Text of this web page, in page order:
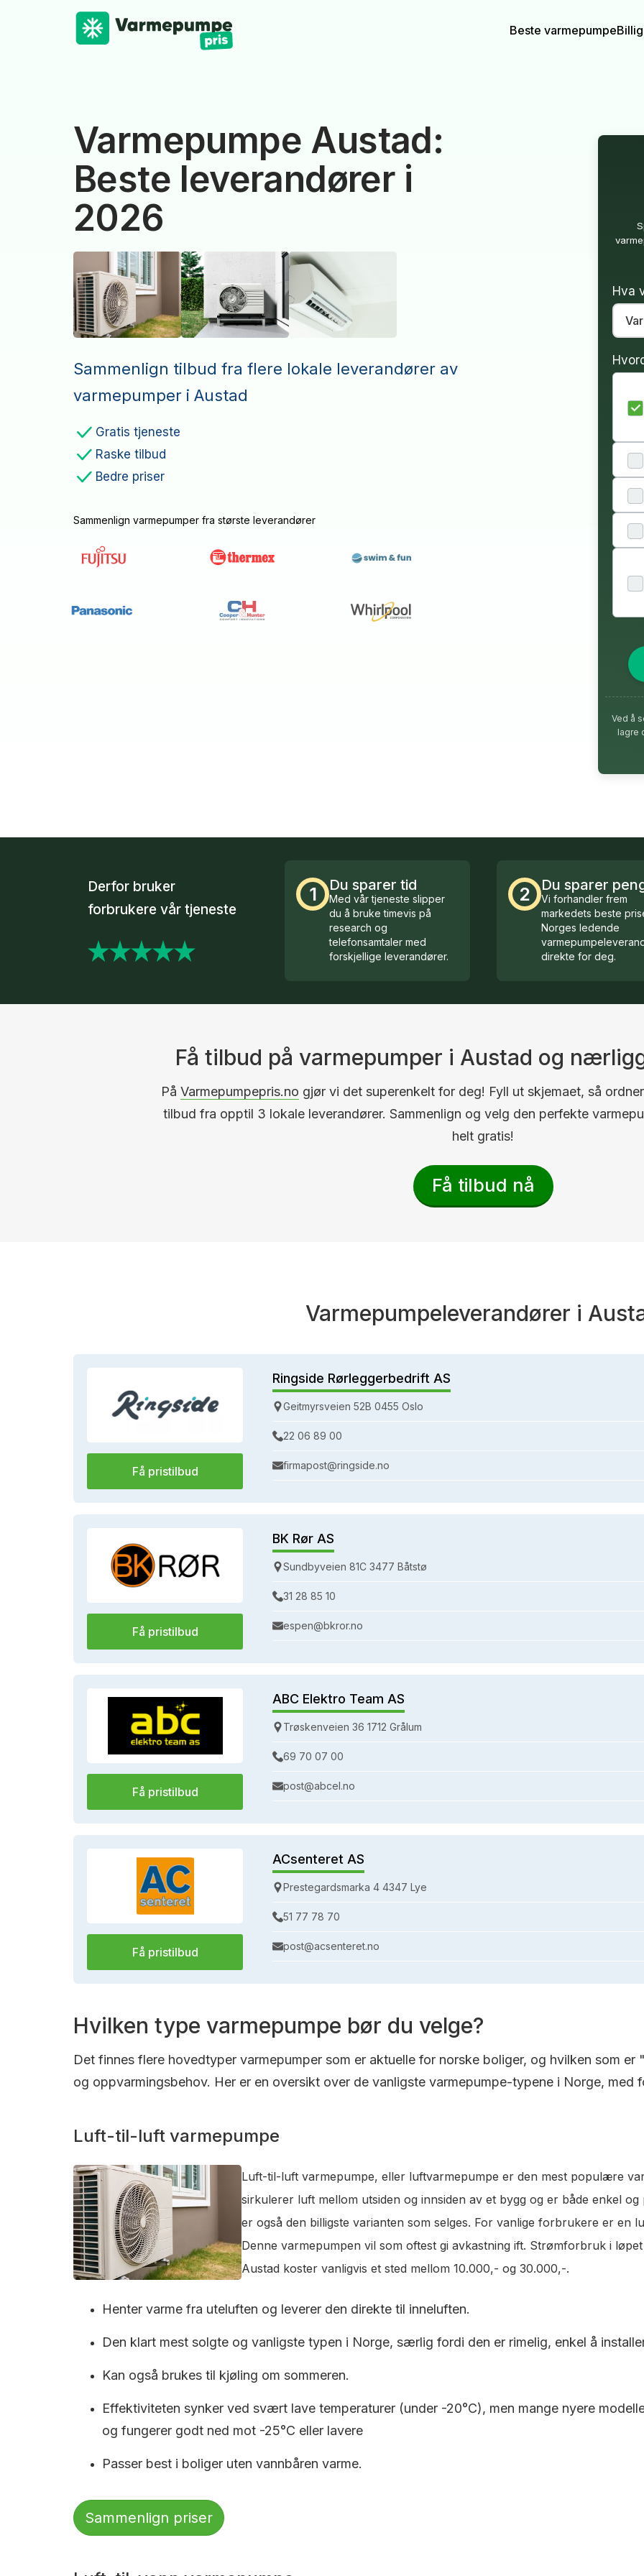
Beste varmepumpe
Varmepumpe Austad:
Beste leverandører i
2026
Sammenlign tilbud fra flere lokale leverandører av
varmepumper i Austad
Gratis tjeneste
Raske tilbud
Bedre priser
Sammenlign varmepumper fra største leverandører
Hva
Ved å
lagre
Derfor bruker
forbrukere vår tjeneste
1 Du sparer tid
Med vår tjeneste slipper
du å bruke timevis på
research og
telefonsamtaler med
forskjellige leverandører.
2 Du sparer
Vi forhandler frem
markedets beste
Norges ledende
direkte for deg.
Få tilbud på varmepumper i Austad og
På Varmepumpepris.no gjør vi det superenkelt for deg! Fyll ut skjemaet, så
tilbud fra opptil 3 lokale leverandører. Sammenlign og velg den perfekte
helt gratis!
Få tilbud nå
Varmepumpeleverandører i
Få pristilbud
Ringside Rørleggerbedrift AS
Geitmyrsveien 52B 0455 Oslo
22 06 89 00
firmapost@ringside.no
Få pristilbud
BK Rør AS
Sundbyveien 81C 3477 Båtstø
31 28 85 10
espen@bkror.no
Få pristilbud
ABC Elektro Team AS
Trøskenveien 36 1712 Grålum
69 70 07 00
post@abcel.no
Få pristilbud
ACsenteret AS
Prestegardsmarka 4 4347 Lye
51 77 78 70
post@acsenteret.no
Hvilken type varmepumpe bør du velge?
Det finnes flere hovedtyper varmepumper som er aktuelle for norske boliger, og hvilken som er
og oppvarmingsbehov. Her er en oversikt over de vanligste varmepumpe-typene i Norge, med
Luft-til-luft varmepumpe
Luft-til-luft varmepumpe, eller luftvarmepumpe er den mest populære
sirkulerer luft mellom utsiden og innsiden av et bygg og er både enkel
er også den billigste varianten som selges. For vanlige forbrukere er en
Denne varmepumpen vil som oftest gi avkastning ift. Strømforbruk i
Austad koster vanligvis et sted mellom 10.000,- og 30.000,-.
Henter varme fra uteluften og leverer den direkte til inneluften.
Den klart mest solgte og vanligste typen i Norge, særlig fordi den er rimelig, enkel å
Kan også brukes til kjøling om sommeren.
Effektiviteten synker ved svært lave temperaturer (under -20°C), men mange nyere
og fungerer godt ned mot -25°C eller lavere
Passer best i boliger uten vannbåren varme.
Sammenlign priser